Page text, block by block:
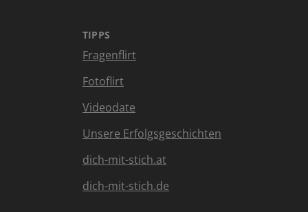
TIPPS
Fragenflirt
Fotoflirt
Videodate
Unsere Erfolgsgeschichten
dich-mit-stich.at
dich-mit-stich.de